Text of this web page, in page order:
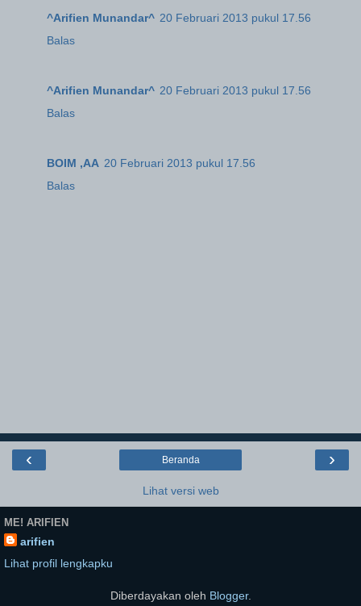
^Arifien Munandar^ 20 Februari 2013 pukul 17.56
Balas
^Arifien Munandar^ 20 Februari 2013 pukul 17.56
Balas
BOIM ,AA 20 Februari 2013 pukul 17.56
Balas
‹ ›
Beranda
Lihat versi web
ME! ARIFIEN
arifien
Lihat profil lengkapku
Diberdayakan oleh Blogger.